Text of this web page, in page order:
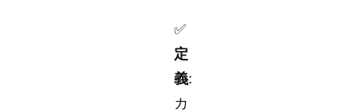
✅
定
義:
カ